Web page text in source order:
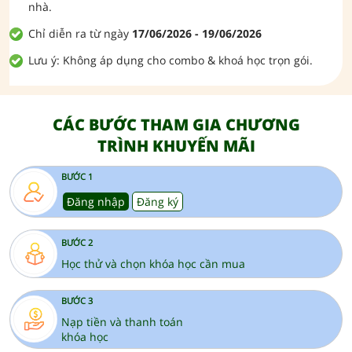
nhà.
Chỉ diễn ra từ ngày 17/06/2026 - 19/06/2026
Lưu ý: Không áp dụng cho combo & khoá học trọn gói.
CÁC BƯỚC THAM GIA CHƯƠNG
TRÌNH KHUYẾN MÃI
BƯỚC 1
Đăng nhập Đăng ký
BƯỚC 2
Học thử và chọn khóa học cần mua
BƯỚC 3
Nạp tiền và thanh toán
khóa học